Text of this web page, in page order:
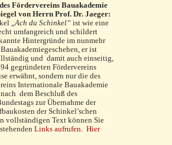
Fördervereins Bauakademie
von Herrn Prof. Dr. Jaeger:
„Ach du Schin­kel“ ist wie eine
umfangreich und schildert
Hinter­gründe im nunmehr
er ist
und damit auch einseitig,
gegründeten Fördervereins
erwähnt, sondern nur die des
Internationale Bau­akademie
dem Be­schluß des
zur Übernahme der
der Schinkel’schen
vollständigen Text können Sie
Links aufrufen. Hier